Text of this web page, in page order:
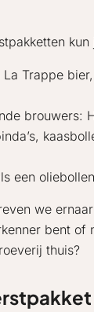
Trappe
brouwers:
een
we
bent
thuis?